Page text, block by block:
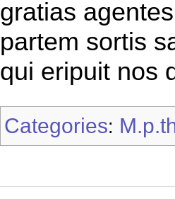
gratias
partem sortis
qui eripuit nos
Categories: